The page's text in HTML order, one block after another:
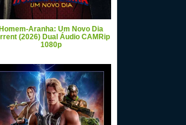
Homem-Aranha: Um Novo Dia
(2026) Dual Áudio CAMRip
1080p